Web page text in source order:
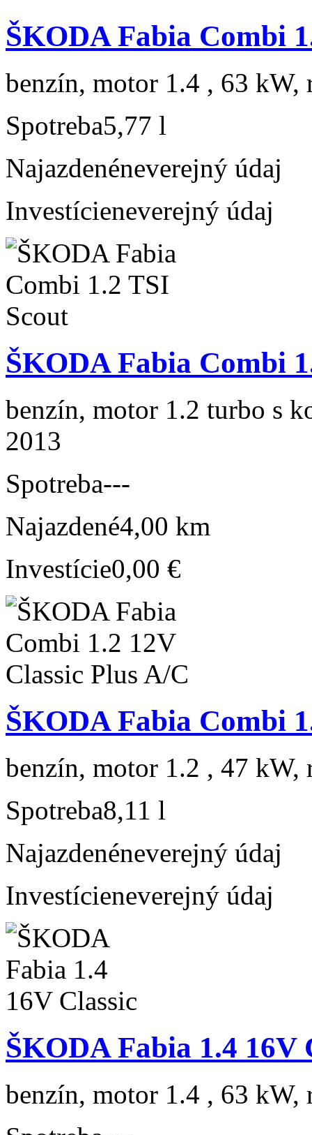
ŠKODA Fabia Combi
benzín, motor 1.4 , 63 kW,
Spotreba5,77 l
Najazdenéneverejný údaj
Investícieneverejný údaj
ŠKODA Fabia Combi
benzín, motor 1.2 turbo s
2013
Spotreba---
Najazdené4,00 km
Investície0,00 €
ŠKODA Fabia Combi
benzín, motor 1.2 , 47 kW,
Spotreba8,11 l
Najazdenéneverejný údaj
Investícieneverejný údaj
ŠKODA Fabia 1.4 16V
benzín, motor 1.4 , 63 kW,